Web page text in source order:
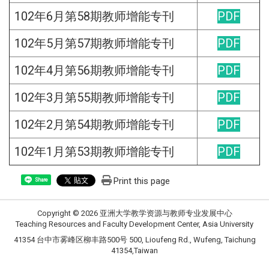
102年6月第58期教师增能专刊
PDF
102年5月第57期教师增能专刊
PDF
102年4月第56期教师增能专刊
PDF
102年3月第55期教师增能专刊
PDF
102年2月第54期教师增能专刊
PDF
102年1月第53期教师增能专刊
PDF
Share Print this page
Copyright © 2026 亚洲大学教学资源与教师专业发展中心
Teaching Resources and Faculty Development Center, Asia University
41354 台中市雾峰区柳丰路500号 500, Lioufeng Rd., Wufeng, Taichung
41354,Taiwan